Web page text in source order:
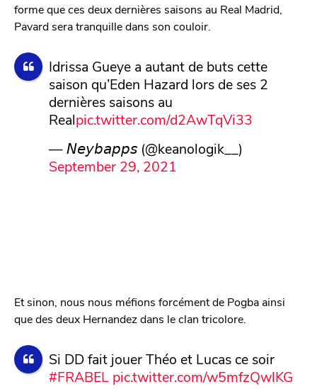
forme que ces deux dernières saisons au Real Madrid,
Pavard sera tranquille dans son couloir.
Idrissa Gueye a autant de buts cette
saison qu’Eden Hazard lors de ses 2
dernières saisons au
Realpic.twitter.com/d2AwTqVi33
— 𝘕𝘦𝘺𝘣𝘢𝘱𝘱𝘴 (@keanologik__)
September 29, 2021
Et sinon, nous nous méfions forcément de Pogba ainsi
que des deux Hernandez dans le clan tricolore.
Si DD fait jouer Théo et Lucas ce soir
#FRABEL pic.twitter.com/w5mfzQwlKG